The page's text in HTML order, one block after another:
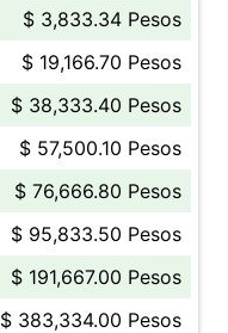
$ 3,833.34 Pesos
$ 19,166.70 Pesos
$ 38,333.40 Pesos
$ 57,500.10 Pesos
$ 76,666.80 Pesos
$ 95,833.50 Pesos
$ 191,667.00 Pesos
$ 383,334.00 Pesos